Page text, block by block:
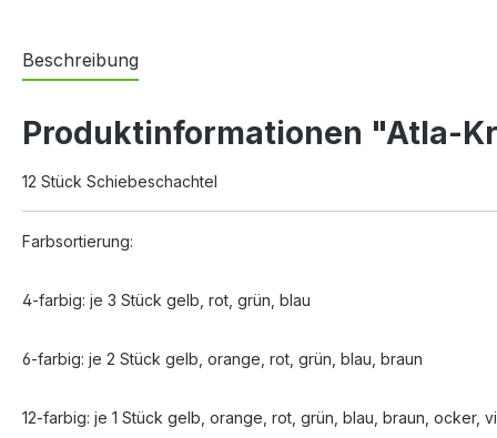
Beschreibung
Produktinformationen "Atla-
12 Stück Schiebeschachtel
Farbsortierung:
4-farbig: je 3 Stück gelb, rot, grün, blau
6-farbig: je 2 Stück gelb, orange, rot, grün, blau, braun
12-farbig: je 1 Stück gelb, orange, rot, grün, blau, braun, ocker,